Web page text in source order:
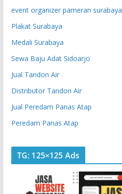
event organizer pameran surabaya
Plakat Surabaya
Medali Surabaya
Sewa Baju Adat Sidoarjo
Jual Tandon Air
Distributor Tandon Air
Jual Peredam Panas Atap
Peredam Panas Atap
TG: 125×125 Ads